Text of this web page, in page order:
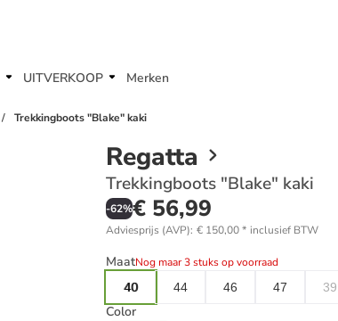
UITVERKOOP Merken
Trekkingboots "Blake" kaki
Regatta
Trekkingboots "Blake" kaki
-62%€ 56,99
Adviesprijs (AVP): € 150,00* inclusief BTW
MaatNog maar 3 stuks op voorraad
40
44 46 47 39
Color